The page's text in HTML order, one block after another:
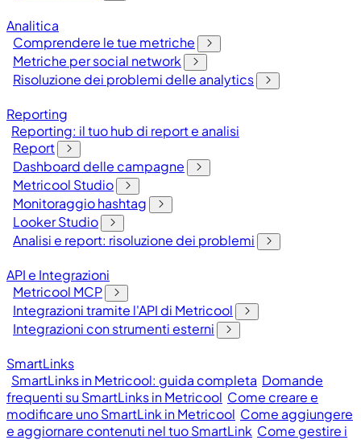
Analitica
Comprendere le tue metriche
Metriche per social network
Risoluzione dei problemi delle analytics
Reporting
Reporting: il tuo hub di report e analisi
Report
Dashboard delle campagne
Metricool Studio
Monitoraggio hashtag
Looker Studio
Analisi e report: risoluzione dei problemi
API e Integrazioni
Metricool MCP
Integrazioni tramite l'API di Metricool
Integrazioni con strumenti esterni
SmartLinks
SmartLinks in Metricool: guida completa Domande
frequenti su SmartLinks in Metricool Come creare e
modificare uno SmartLink in Metricool Come aggiungere
e aggiornare contenuti nel tuo SmartLink Come gestire i